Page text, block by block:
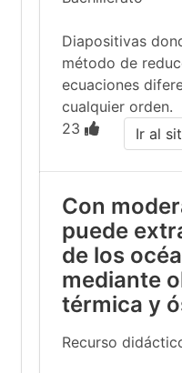
Diapositivas
método de
ecuaciones
cualquier orden.
23
Ir al
Con
puede
de los
mediante
térmica y
Recurso